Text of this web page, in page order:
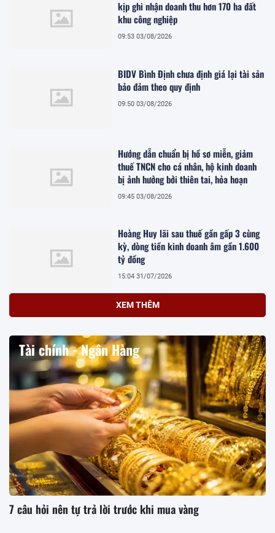
kịp ghi nhận doanh thu hơn 170 ha đất
khu công nghiệp
09:53 03/08/2026
BIDV Bình Định chưa định giá lại tài sản
bảo đảm theo quy định
09:50 03/08/2026
Hướng dẫn chuẩn bị hồ sơ miễn, giảm
thuế TNCN cho cá nhân, hộ kinh doanh
bị ảnh hưởng bởi thiên tai, hỏa hoạn
09:45 03/08/2026
Hoàng Huy lãi sau thuế gần gấp 3 cùng
kỳ, dòng tiền kinh doanh âm gần 1.600
tỷ đồng
15:04 31/07/2026
XEM THÊM
Tài chính - Ngân Hàng
7 câu hỏi nên tự trả lời trước khi mua vàng